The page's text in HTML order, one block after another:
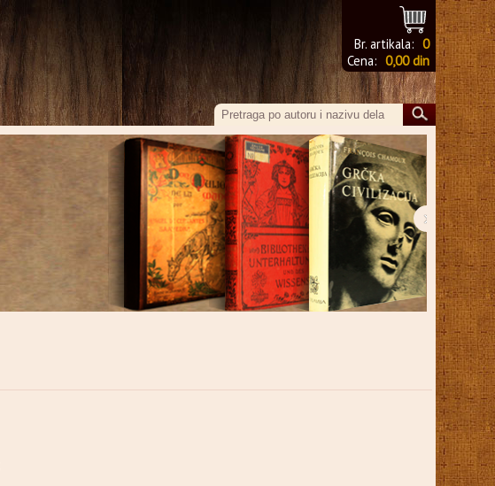
Br. artikala: 0
Cena: 0,00 din
›